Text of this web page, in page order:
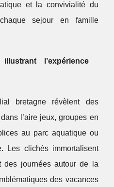
et la convivialité du
sejour en famille
l’expérience
bretagne révèlent des
l’aire jeux, groupes en
au parc aquatique ou
Les clichés immortalisent
des journées autour de la
des vacances